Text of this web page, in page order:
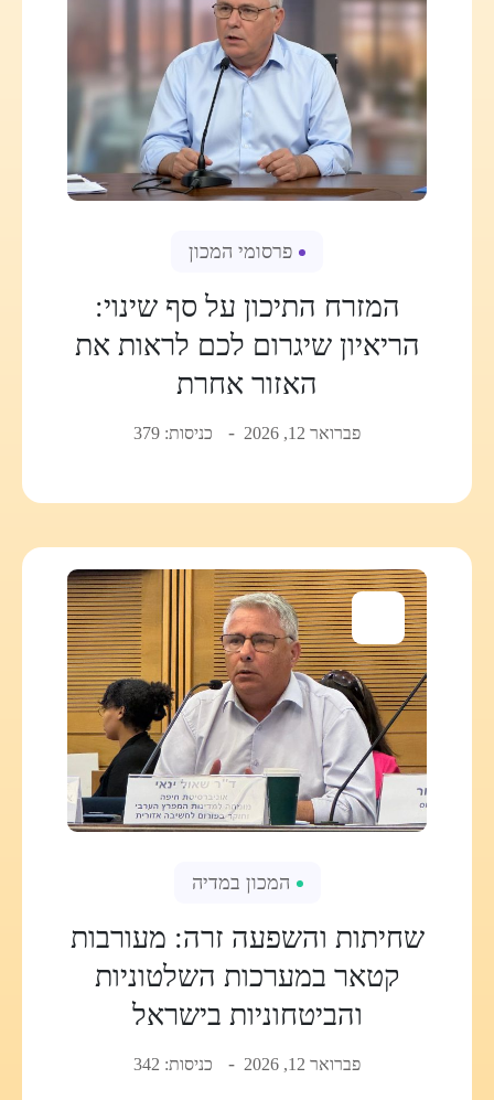
פרסומי המכון
המזרח התיכון על סף שינוי:
הריאיון שיגרום לכם לראות את
האזור אחרת
פברואר 12, 2026 כניסות: 379
המכון במדיה
שחיתות והשפעה זרה: מעורבות
קטאר במערכות השלטוניות
והביטחוניות בישראל
פברואר 12, 2026 כניסות: 342